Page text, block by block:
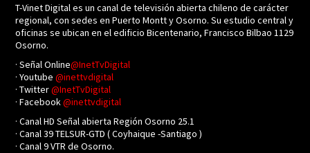
T-Vinet Digital es un canal de televisión abierta chileno de carácter
regional, con sedes en Puerto Montt y Osorno. Su estudio central y
oficinas se ubican en el edificio Bicentenario, Francisco Bilbao 1129
Osorno.
· Señal Online@InetTvDigital
· Youtube@inettvdigital
· Twitter@InetTvDigital
· Facebook@inettvdigital
· Canal HD Señal abierta Región Osorno 25.1
· Canal 39 TELSUR-GTD ( Coyhaique -Santiago )
· Canal 9 VTR de Osorno.